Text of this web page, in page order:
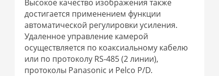
Высокое качество изображения также
достигается применением функции
автоматической регулировки усиления.
Удаленное управление камерой
осуществляется по коаксиальному кабелю
или по протоколу RS-485 (2 линии),
протоколы Panasonic и Pelco P/D.